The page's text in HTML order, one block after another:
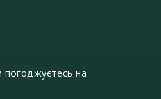
на